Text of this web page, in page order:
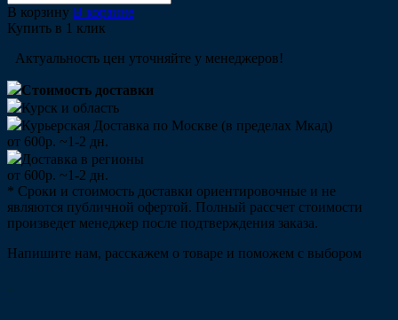
В корзину В корзине
Купить в 1 клик
Актуальность цен уточняйте у менеджеров!
Стоимость доставки
Курск и область
Курьерская Доставка по Москве (в пределах Мкад)
от 600р. ~1-2 дн.
Доставка в регионы
от 600р. ~1-2 дн.
* Сроки и стоимость доставки ориентировочные и не
являются публичной офертой. Полный рассчет стоимости
произведет менеджер после подтверждения заказа.
Напишите нам, расскажем о товаре и поможем с выбором